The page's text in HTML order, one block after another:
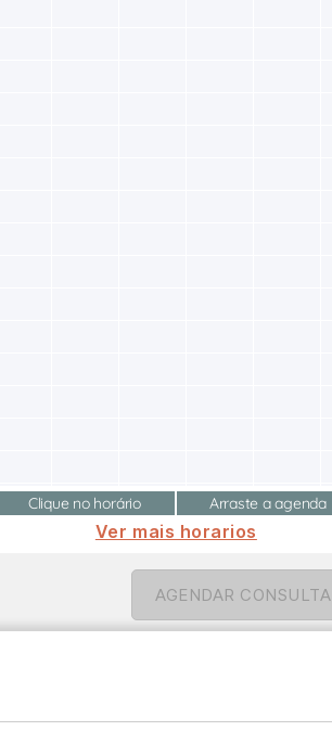
Clique no horário Arraste a agenda
Ver mais horarios
AGENDAR CONSULTA